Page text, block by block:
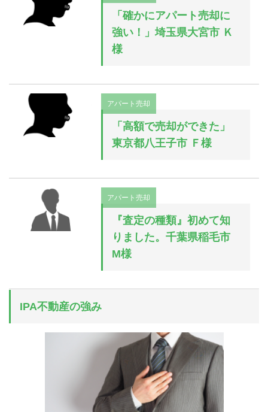
「確かにアパート売却に
強い！」埼玉県大宮市 Ｋ
様
アパート売却
「高額で売却ができた」
東京都八王子市 Ｆ様
アパート売却
『査定の種類』初めて知
りました。千葉県稲毛市
M様
IPA不動産の強み